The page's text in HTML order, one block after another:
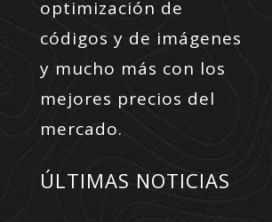
optimización de
códigos y de imágenes
y mucho más con los
mejores precios del
mercado.
ÚLTIMAS NOTICIAS